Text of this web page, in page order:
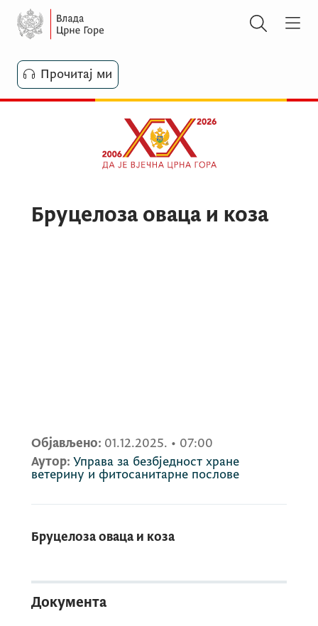
Прочитај ми
Бруцелоза оваца и коза
Објављено: 01.12.2025. • 07:00
Аутор: Управа за безбједност хране
ветерину и фитосанитарне послове
Бруцелоза оваца и коза
Документа